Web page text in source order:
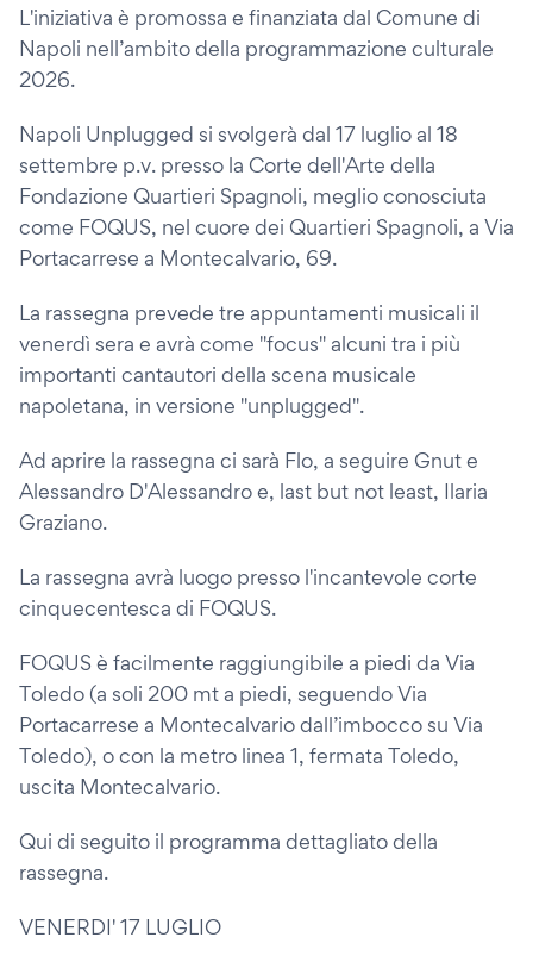
L'iniziativa è promossa e finanziata dal Comune di
Napoli nell’ambito della programmazione culturale
2026.
Napoli Unplugged si svolgerà dal 17 luglio al 18
settembre p.v. presso la Corte dell'Arte della
Fondazione Quartieri Spagnoli, meglio conosciuta
come FOQUS, nel cuore dei Quartieri Spagnoli, a Via
Portacarrese a Montecalvario, 69.
La rassegna prevede tre appuntamenti musicali il
venerdì sera e avrà come "focus" alcuni tra i più
importanti cantautori della scena musicale
napoletana, in versione "unplugged".
Ad aprire la rassegna ci sarà Flo, a seguire Gnut e
Alessandro D'Alessandro e, last but not least, Ilaria
Graziano.
La rassegna avrà luogo presso l'incantevole corte
cinquecentesca di FOQUS.
FOQUS è facilmente raggiungibile a piedi da Via
Toledo (a soli 200 mt a piedi, seguendo Via
Portacarrese a Montecalvario dall’imbocco su Via
Toledo), o con la metro linea 1, fermata Toledo,
uscita Montecalvario.
Qui di seguito il programma dettagliato della
rassegna.
VENERDI' 17 LUGLIO